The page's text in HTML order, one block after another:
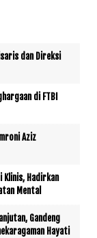
dan Direksi
di FTBI
Aziz
Klinis, Hadirkan
Mental
Gandeng
Hayati